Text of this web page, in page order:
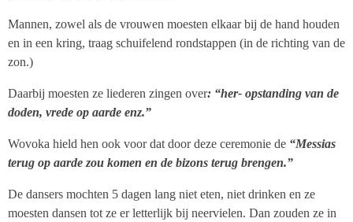
Mannen, zowel als de vrouwen moesten elkaar bij de hand houden
en in een kring, traag schuifelend rondstappen (in de richting van de
zon.)
Daarbij moesten ze liederen zingen over: “her- opstanding van de
doden, vrede op aarde enz.”
Wovoka hield hen ook voor dat door deze ceremonie de “Messias
terug op aarde zou komen en de bizons terug brengen.”
De dansers mochten 5 dagen lang niet eten, niet drinken en ze
moesten dansen tot ze er letterlijk bij neervielen. Dan zouden ze in